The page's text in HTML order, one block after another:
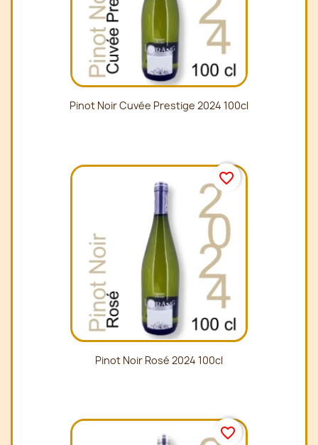
Pinot Noir Cuvée Prestige 2024 100cl
Pinot Noir Rosé 2024 100cl
favorite_border
favorite_border